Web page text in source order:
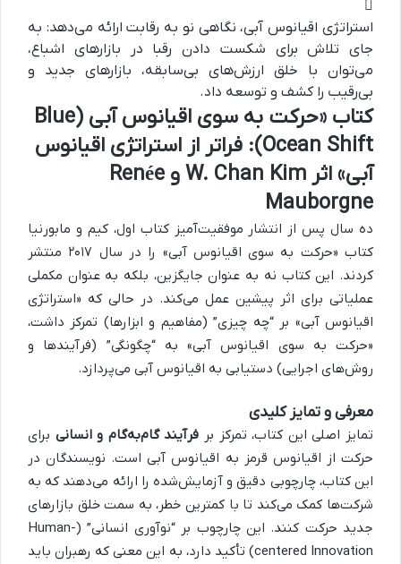
استراتژی اقیانوس آبی، نگاهی نو به رقابت ارائه می‌دهد: به
جای تلاش برای شکست دادن رقبا در بازارهای اشباع،
می‌توان با خلق ارزش‌های بی‌سابقه، بازارهای جدید و
بی‌رقیب را کشف و توسعه داد.
کتاب «حرکت به سوی اقیانوس آبی (Blue
Ocean Shift): فراتر از استراتژی اقیانوس
آبی» اثر W. Chan Kim و Renée
Mauborgne
ده سال پس از انتشار موفقیت‌آمیز کتاب اول، کیم و مابورنیا
کتاب «حرکت به سوی اقیانوس آبی» را در سال ۲۰۱۷ منتشر
کردند. این کتاب نه به عنوان جایگزین، بلکه به عنوان مکملی
عملیاتی برای اثر پیشین عمل می‌کند. در حالی که «استراتژی
اقیانوس آبی» بر “چه چیزی” (مفاهیم و ابزارها) تمرکز داشت،
«حرکت به سوی اقیانوس آبی» به “چگونگی” (فرآیندها و
روش‌های اجرایی) دستیابی به اقیانوس آبی می‌پردازد.
معرفی و تمایز کلیدی
تمایز اصلی این کتاب، تمرکز بر فرآیند گام‌به‌گام و انسانی برای
حرکت از اقیانوس قرمز به اقیانوس آبی است. نویسندگان در
این کتاب، چارچوبی دقیق و آزمایش‌شده را ارائه می‌دهند که به
شرکت‌ها کمک می‌کند تا با کمترین خطر، به سمت خلق بازارهای
جدید حرکت کنند. این چارچوب بر “نوآوری انسانی” (Human-
centered Innovation) تأکید دارد، به این معنی که رهبران باید